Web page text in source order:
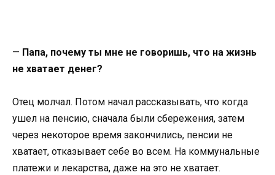
— Папа, почему ты мне не говоришь, что на жизнь
не хватает денег?
Отец молчал. Потом начал рассказывать, что когда
ушел на пенсию, сначала были сбережения, затем
через некоторое время закончились, пенсии не
хватает, отказывает себе во всем. На коммунальные
платежи и лекарства, даже на это не хватает.